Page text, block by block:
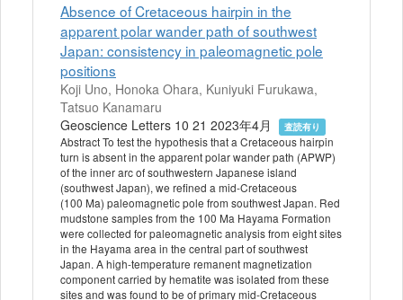
Absence of Cretaceous hairpin in the
apparent polar wander path of southwest
Japan: consistency in paleomagnetic pole
positions
Koji Uno, Honoka Ohara, Kuniyuki Furukawa,
Tatsuo Kanamaru
Geoscience Letters 10 21 2023年4月
査読有り
Abstract To test the hypothesis that a Cretaceous hairpin
turn is absent in the apparent polar wander path (APWP)
of the inner arc of southwestern Japanese island
(southwest Japan), we refined a mid-Cretaceous
(100 Ma) paleomagnetic pole from southwest Japan. Red
mudstone samples from the 100 Ma Hayama Formation
were collected for paleomagnetic analysis from eight sites
in the Hayama area in the central part of southwest
Japan. A high-temperature remanent magnetization
component carried by hematite was isolated from these
sites and was found to be of primary mid-Cretaceous